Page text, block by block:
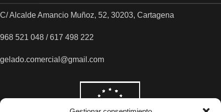
C/ Alcalde Amancio Muñoz, 52, 30203, Cartagena
968 521 048 / 617 498 222
gelado.comercial@gmail.com